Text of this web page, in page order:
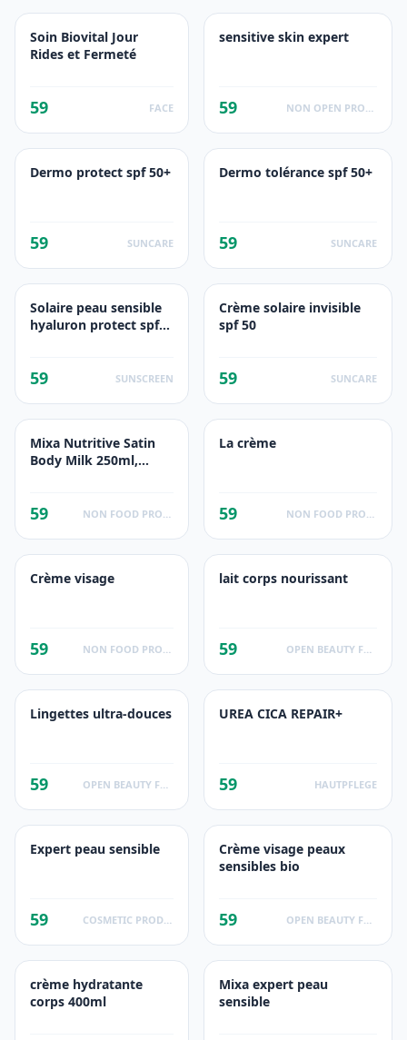
Soin Biovital Jour
Rides et Fermeté
59 FACE
sensitive skin expert
59
Dermo protect spf 50+
59 SUNCARE
Dermo tolérance spf 50+
59 SUNCARE
Solaire peau sensible
hyaluron protect spf
59 SUNSCREEN
Crème solaire invisible
spf 50
59 SUNCARE
Mixa Nutritive Satin
Body Milk 250ml,
59
La crème
59
Crème visage
59
lait corps nourissant
59
Lingettes ultra-douces
59
UREA CICA REPAIR+
59 HAUTPFLEGE
Expert peau sensible
59
Crème visage peaux
sensibles bio
59
crème hydratante
corps 400ml
Mixa expert peau
sensible